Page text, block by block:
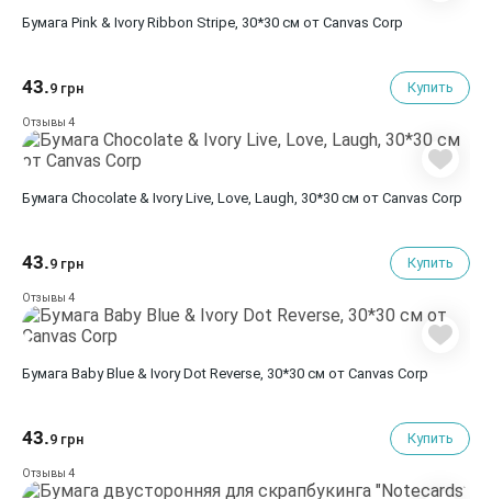
Бумага Pink & Ivory Ribbon Stripe, 30*30 см от Canvas Corp
43.9 грн Купить
Отзывы 4
Бумага Chocolate & Ivory Live, Love, Laugh, 30*30 см от Canvas Corp
43.9 грн Купить
Отзывы 4
Бумага Baby Blue & Ivory Dot Reverse, 30*30 см от Canvas Corp
43.9 грн Купить
Отзывы 4